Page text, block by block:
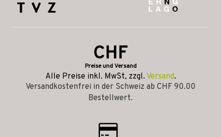
CHF
Preise und Versand
Alle Preise inkl. MwSt, zzgl. Versand.
Versandkostenfrei in der Schweiz ab CHF 90.00
Bestellwert.